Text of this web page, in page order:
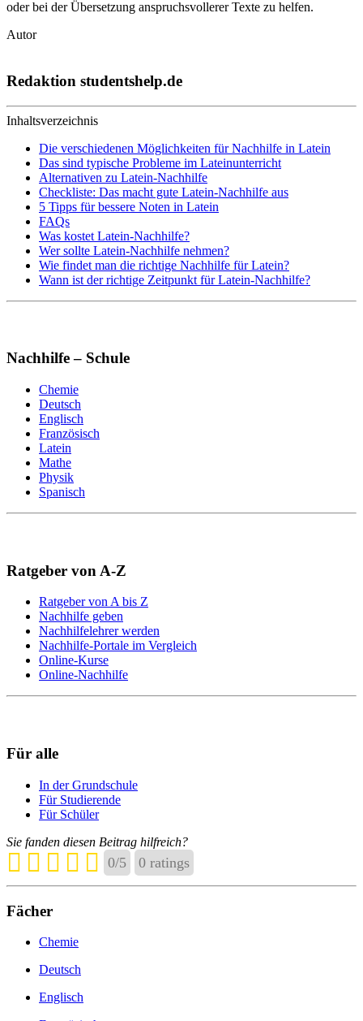
oder bei der Übersetzung anspruchsvollerer Texte zu helfen.
Autor
Redaktion studentshelp.de
Inhaltsverzeichnis
Die verschiedenen Möglichkeiten für Nachhilfe in Latein
Das sind typische Probleme im Lateinunterricht
Alternativen zu Latein-Nachhilfe
Checkliste: Das macht gute Latein-Nachhilfe aus
5 Tipps für bessere Noten in Latein
FAQs
Was kostet Latein-Nachhilfe?
Wer sollte Latein-Nachhilfe nehmen?
Wie findet man die richtige Nachhilfe für Latein?
Wann ist der richtige Zeitpunkt für Latein-Nachhilfe?
Nachhilfe – Schule
Chemie
Deutsch
Englisch
Französisch
Latein
Mathe
Physik
Spanisch
Ratgeber von A-Z
Ratgeber von A bis Z
Nachhilfe geben
Nachhilfelehrer werden
Nachhilfe-Portale im Vergleich
Online-Kurse
Online-Nachhilfe
Für alle
In der Grundschule
Für Studierende
Für Schüler
Sie fanden diesen Beitrag hilfreich?
0/5 0 ratings
Fächer
Chemie
Deutsch
Englisch